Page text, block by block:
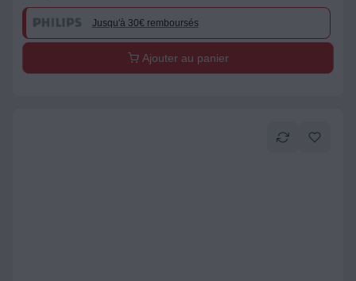
Jusqu'à 30€ remboursés
Ajouter au panier